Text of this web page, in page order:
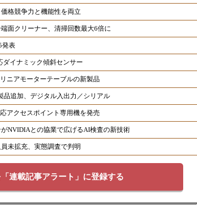
格競争力と機能性を両立
面クリーナー、清掃回数最大6倍に
発表
イナミック傾斜センサー
ニアモーターテーブルの新製品
追加、デジタル入出力／シリアル
アクセスポイント専用機を発売
NVIDIAとの協業で広げるAI検査の新技術
未拡充、実態調査で判明
連載記事アラート」に登録する